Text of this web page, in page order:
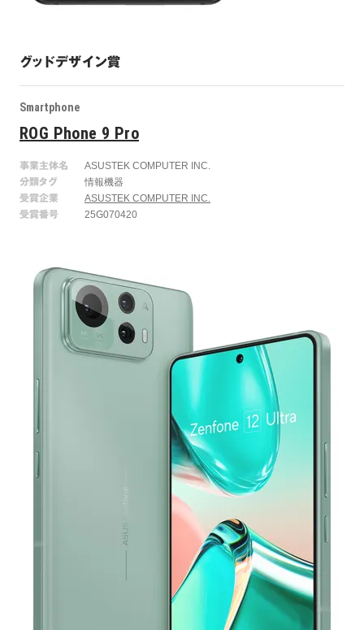
グッドデザイン賞
Smartphone
ROG Phone 9 Pro
事業主体名
ASUSTEK COMPUTER INC.
分類タグ
情報機器
受賞企業
ASUSTEK COMPUTER INC.
受賞番号
25G070420